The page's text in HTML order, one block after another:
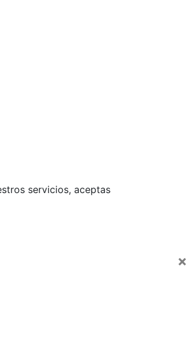
servicios, aceptas
×